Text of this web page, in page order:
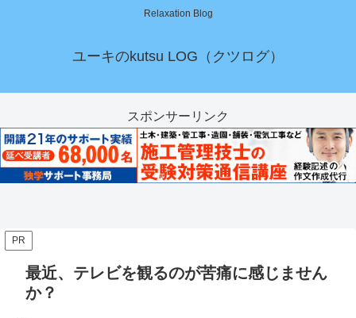
Relaxation Blog
ユーキのkutsu LOG（クツログ）
スポンサーリンク
PR
最近、テレビを観るのが苦痛に感じません
か？